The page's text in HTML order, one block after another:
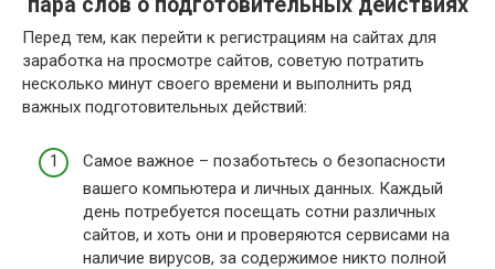
Перед тем, как перейти к регистрациям на сайтах для
заработка на просмотре сайтов, советую потратить
несколько минут своего времени и выполнить ряд
важных подготовительных действий:
Самое важное – позаботьтесь о безопасности
вашего компьютера и личных данных. Каждый
день потребуется посещать сотни различных
сайтов, и хоть они и проверяются сервисами на
наличие вирусов, за содержимое никто полной